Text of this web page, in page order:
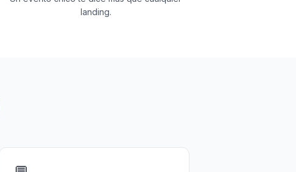
landing.